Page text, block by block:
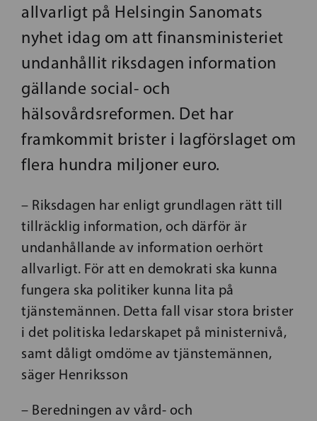
allvarligt på Helsingin Sanomats
nyhet idag om att finansministeriet
undanhållit riksdagen information
gällande social- och
hälsovårdsreformen. Det har
framkommit brister i lagförslaget om
flera hundra miljoner euro.
– Riksdagen har enligt grundlagen rätt till
tillräcklig information, och därför är
undanhållande av information oerhört
allvarligt. För att en demokrati ska kunna
fungera ska politiker kunna lita på
tjänstemännen. Detta fall visar stora brister
i det politiska ledarskapet på ministernivå,
samt dåligt omdöme av tjänstemännen,
säger Henriksson
– Beredningen av vård- och